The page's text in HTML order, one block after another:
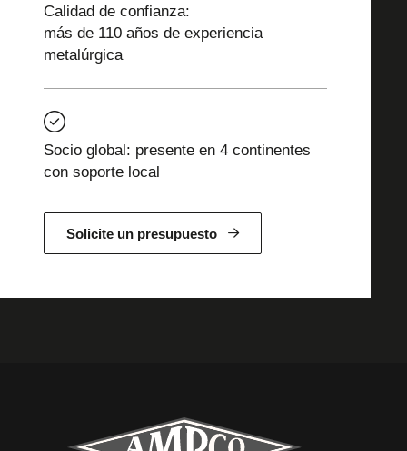
Calidad de confianza:
más de 110 años de experiencia
metalúrgica
Socio global: presente en 4 continentes
con soporte local
Solicite un presupuesto